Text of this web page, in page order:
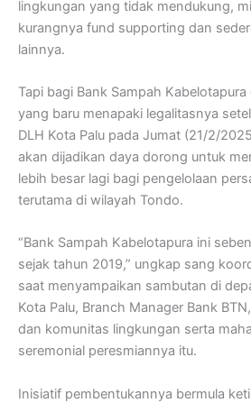
lingkungan yang tidak mendukung,
kurangnya fund supporting dan
lainnya.
Tapi bagi Bank Sampah
yang baru menapaki legalitasnya
DLH Kota Palu pada Jumat (21/2/
akan dijadikan daya dorong untuk
lebih besar lagi bagi pengelolaan
terutama di wilayah Tondo.
“Bank Sampah Kabelotapura ini
sejak tahun 2019,” ungkap sang
saat menyampaikan sambutan di
Kota Palu, Branch Manager Bank
dan komunitas lingkungan serta
seremonial peresmiannya itu.
Inisiatif pembentukannya bermula